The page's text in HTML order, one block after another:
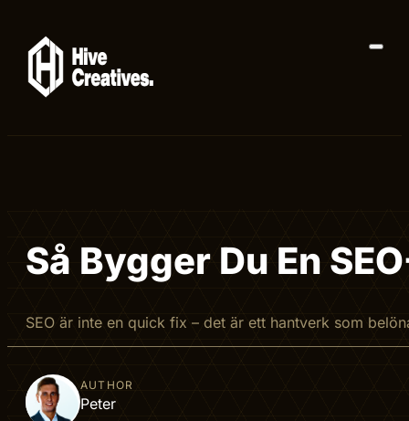
Så Bygger Du En
SEO är inte en quick fix – det är ett hantverk som
AUTHOR
Peter